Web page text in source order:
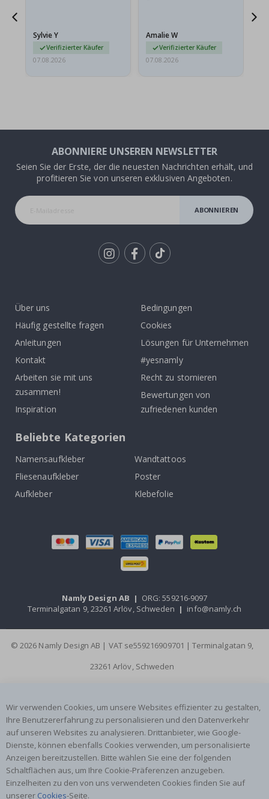
sie…
Sylvie Y
Verifizierter Käufer
07.08.2026
Amalie W
Verifizierter Käufer
07.08.2026
ABONNIERE UNSEREN NEWSLETTER
Seien Sie der Erste, der die neuesten Nachrichten erhält, und
profitieren Sie von unseren exklusiven Angeboten.
ABONNIEREN
Über uns
Häufig gestellte fragen
Anleitungen
Kontakt
Arbeiten sie mit uns
zusammen!
Inspiration
Bedingungen
Cookies
Lösungen für Unternehmen
#yesnamly
Recht zu stornieren
Bewertungen von
zufriedenen kunden
Beliebte Kategorien
Namensaufkleber
Wandtattoos
Fliesenaufkleber
Poster
Aufkleber
Klebefolie
Namly Design AB | ORG: 559216-9097
Terminalgatan 9, 23261 Arlöv, Schweden | info@namly.ch
© 2026 Namly Design AB | VAT se559216909701 | Terminalgatan 9,
23261 Arlöv, Schweden
Wir verwenden Cookies, um unsere Websites effizienter zu gestalten,
Ihre Benutzererfahrung zu personalisieren und den Datenverkehr
auf unseren Websites zu analysieren. Drittanbieter, wie Google-
Dienste, können ebenfalls Cookies verwenden, um personalisierte
Anzeigen bereitzustellen. Bitte wählen Sie eine der folgenden
Schaltflächen aus, um Ihre Cookie-Präferenzen anzugeben.
Einzelheiten zu den von uns verwendeten Cookies finden Sie auf
unserer Cookies-Seite.